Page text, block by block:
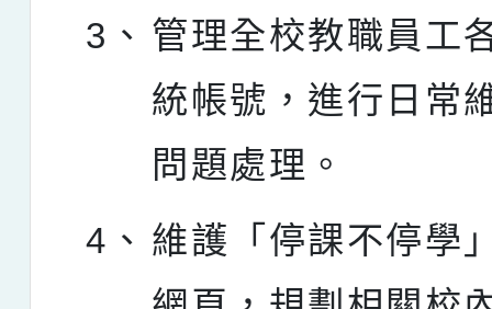
3、 管理全校教職員工
統帳號，進行日常
問題處理。
4、 維護「停課不停學